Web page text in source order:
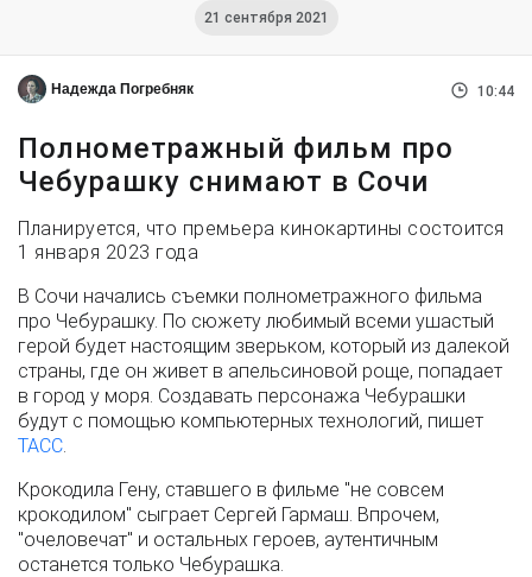
21 сентября 2021
Надежда Погребняк 10:44
Полнометражный фильм про
Чебурашку снимают в Сочи
Планируется, что премьера кинокартины состоится
1 января 2023 года
В Сочи начались съемки полнометражного фильма
про Чебурашку. По сюжету любимый всеми ушастый
герой будет настоящим зверьком, который из далекой
страны, где он живет в апельсиновой роще, попадает
в город у моря. Создавать персонажа Чебурашки
будут с помощью компьютерных технологий, пишет
ТАСС
Крокодила Гену, ставшего в фильме "не совсем
крокодилом" сыграет Сергей Гармаш. Впрочем,
"очеловечат" и остальных героев, аутентичным
останется только Чебурашка.